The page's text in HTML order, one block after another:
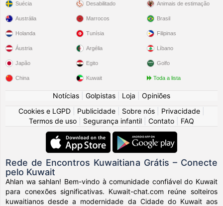
Suécia Desabilitado Animais de estimação
Austrália
Holanda
Áustria
Japão
China
Marrocos
Tunísia
Argélia
Egito
Kuwait
Brasil
Filipinas
Líbano
Golfo
Toda a lista
Notícias Golpistas Loja
Opiniões
Cookies e LGPD
Publicidade Sobre nós Privacidade
Termos de uso
Segurança infantil Contato FAQ
Rede de Encontros Kuwaitiana Grátis – Conecte
pelo Kuwait
Ahlan wa sahlan! Bem-vindo à comunidade confiável do Kuwait
para conexões significativas. Kuwait-chat.com reúne solteiros
kuwaitianos desde a modernidade da Cidade do Kuwait aos